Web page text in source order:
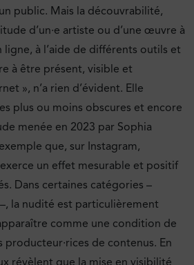
public. Mais la découvrabilité,
d’un·e artiste ou d’une œuvre à
à l’aide de différents outils et
à être présent, visible et
», n’a rien d’évident. Elle
plus ou moins obscures et encore
menée en 2023 par Sophia
que, sur Instagram,
un effet mesurable et positif
Dans certaines catégories –
la nudité est particulièrement
comme une condition de
de contenus. En